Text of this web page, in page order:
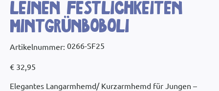
Leinen Festlichkeiten
mintgrünBoboli
Artikelnummer:
Artikelnummer:
0266-
0266-SF25
€ 32,95
Elegantes Langarmhemd/ Kurzarmhemd für Jungen –